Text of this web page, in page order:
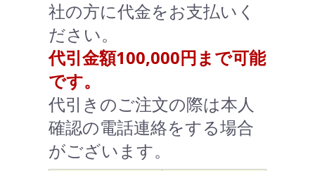
社の方に代金をお支払いく
ださい。
代引金額100,000円まで可能
です。
代引きのご注文の際は本人
確認の電話連絡をする場合
がございます。